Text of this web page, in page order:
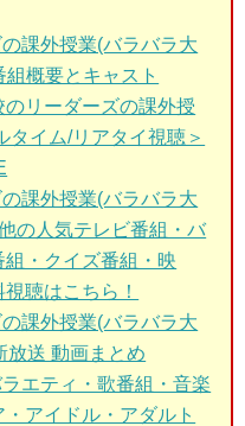
課外授業(バラバラ大
概要とキャスト
のリーダーズの課外授
タイム/リアタイ視聴＞
課外授業(バラバラ大
の人気テレビ番組・バ
・クイズ番組・映
聴はこちら！
課外授業(バラバラ大
放送 動画まとめ
エティ・歌番組・音楽
アイドル・アダルト